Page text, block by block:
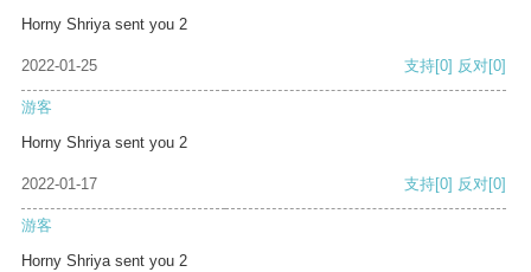
Horny Shriya sent you 2
2022-01-25 支持[0] 反对[0]
游客
Horny Shriya sent you 2
2022-01-17 支持[0] 反对[0]
游客
Horny Shriya sent you 2